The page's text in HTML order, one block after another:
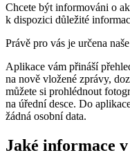
Chcete být informováni o
k dispozici důležité
Právě pro vás je určena naše
Aplikace vám přináší
na nově vložené zprávy,
můžete si prohlédnout
na úřední desce. Do
žádná osobní data.
Jaké informace